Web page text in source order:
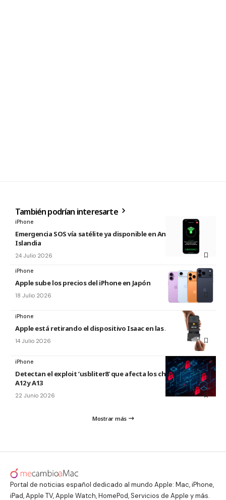
También podrían interesarte
iPhone
Emergencia SOS vía satélite ya disponible en Andorra e
Islandia
24 Julio 2026
iPhone
Apple sube los precios del iPhone en Japón
18 Julio 2026
iPhone
Apple está retirando el dispositivo Isaac en las Apple Store
14 Julio 2026
iPhone
Detectan el exploit ‘usbliter8’ que afecta los chips de Apple
A12 y A13
22 Junio 2026
Mostrar más
Portal de noticias español dedicado al mundo Apple: Mac, iPhone,
iPad, Apple TV, Apple Watch, HomePod, Servicios de Apple y más.